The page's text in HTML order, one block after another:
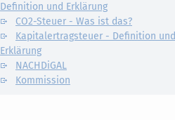
Definition und Erklärung
CO2-Steuer - Was ist das?
Kapitalertragsteuer - Definition und
Erklärung
NACHDiGAL
Kommission